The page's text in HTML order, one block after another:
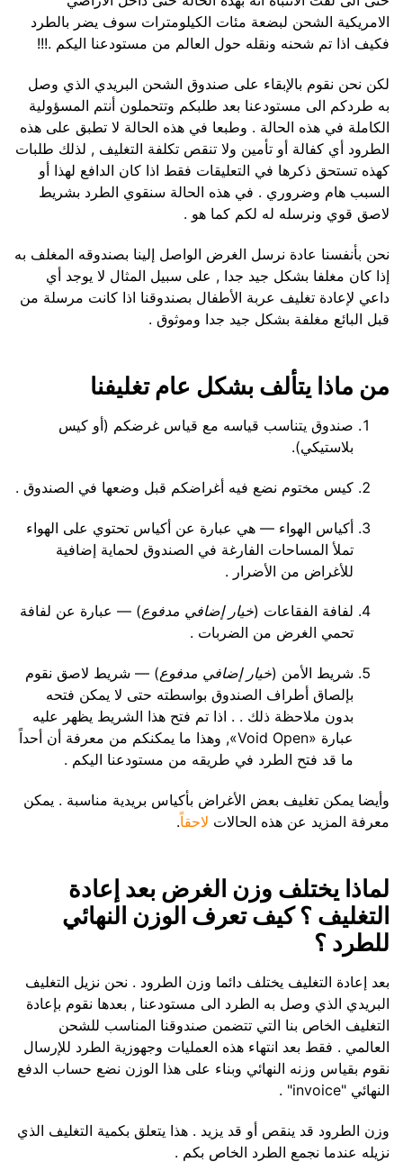
الامريكية الشحن لبضعة مئات الكيلومترات سوف يضر بالطرد
فكيف اذا تم شحنه ونقله حول العالم من مستودعنا اليكم .!!!
لكن نحن نقوم بالإبقاء على صندوق الشحن البريدي الذي وصل
به طردكم الى مستودعنا بعد طلبكم وتتحملون أنتم المسؤولية
الكاملة في هذه الحالة . وطبعا في هذه الحالة لا تطبق على هذه
الطرود أي كفالة أو تأمين ولا تنقص تكلفة التغليف , لذلك طلبات
كهذه تستحق ذكرها في التعليقات فقط اذا كان الدافع لهذا أو
السبب هام وضروري . في هذه الحالة سنقوي الطرد بشريط
لاصق قوي ونرسله له لكم كما هو .
نحن بأنفسنا عادة نرسل الغرض الواصل إلينا بصندوقه المغلف به
إذا كان مغلفا بشكل جيد جدا , على سبيل المثال لا يوجد أي
داعي لإعادة تغليف عربة الأطفال بصندوقنا اذا كانت مرسلة من
قبل البائع مغلفة بشكل جيد جدا وموثوق .
من ماذا يتألف بشكل عام تغليفنا
صندوق يتناسب قياسه مع قياس غرضكم (أو كيس
بلاستيكي).
كيس مختوم نضع فيه أغراضكم قبل وضعها في الصندوق .
أكياس الهواء — هي عبارة عن أكياس تحتوي على الهواء
تملأ المساحات الفارغة في الصندوق لحماية إضافية
للأغراض من الأضرار .
لفافة الفقاعات (خيار إضافي مدفوع) — عبارة عن لفافة
تحمي الغرض من الضربات .
شريط الأمن (خيار إضافي مدفوع) — شريط لاصق نقوم
بإلصاق أطراف الصندوق بواسطته حتى لا يمكن فتحه
بدون ملاحظة ذلك . . اذا تم فتح هذا الشريط يظهر عليه
عبارة «Void Open», وهذا ما يمكنكم من معرفة أن أحداً
ما قد فتح الطرد في طريقه من مستودعنا اليكم .
وأيضا يمكن تغليف بعض الأغراض بأكياس بريدية مناسبة . يمكن
معرفة المزيد عن هذه الحالات لاحقاً.
لماذا يختلف وزن الغرض بعد إعادة
التغليف ؟ كيف تعرف الوزن النهائي
للطرد ؟
بعد إعادة التغليف يختلف دائما وزن الطرود . نحن نزيل التغليف
البريدي الذي وصل به الطرد الى مستودعنا , بعدها نقوم بإعادة
التغليف الخاص بنا التي تتضمن صندوقنا المناسب للشحن
العالمي . فقط بعد انتهاء هذه العمليات وجهوزية الطرد للإرسال
نقوم بقياس وزنه النهائي وبناء على هذا الوزن نضع حساب الدفع
النهائي "invoice" .
وزن الطرود قد ينقص أو قد يزيد . هذا يتعلق بكمية التغليف الذي
نزيله عندما نجمع الطرد الخاص بكم .